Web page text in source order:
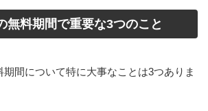
無料期間で重要な3つのこと
間について特に大事なことは3つありま